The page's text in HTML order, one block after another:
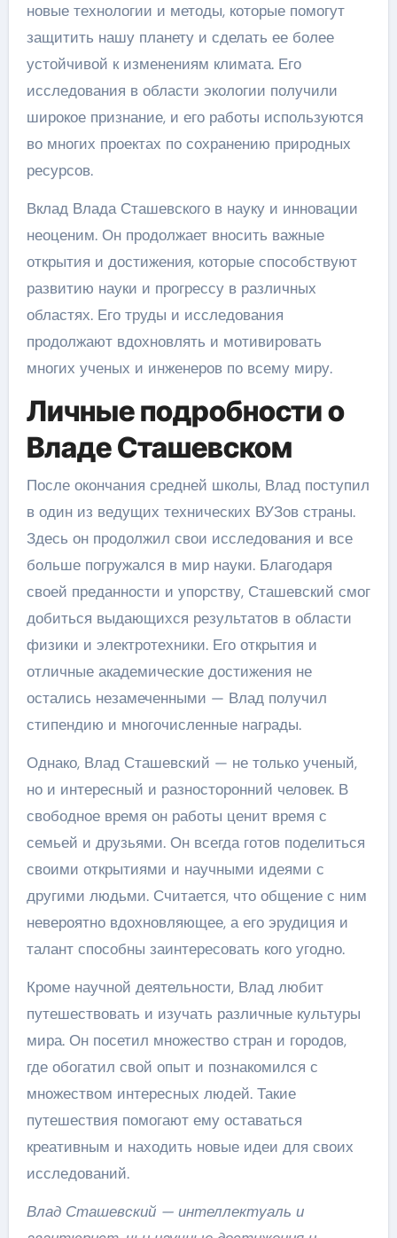
новые технологии и методы, которые помогут
защитить нашу планету и сделать ее более
устойчивой к изменениям климата. Его
исследования в области экологии получили
широкое признание, и его работы используются
во многих проектах по сохранению природных
ресурсов.
Вклад Влада Сташевского в науку и инновации
неоценим. Он продолжает вносить важные
открытия и достижения, которые способствуют
развитию науки и прогрессу в различных
областях. Его труды и исследования
продолжают вдохновлять и мотивировать
многих ученых и инженеров по всему миру.
Личные подробности о
Владе Сташевском
После окончания средней школы, Влад поступил
в один из ведущих технических ВУЗов страны.
Здесь он продолжил свои исследования и все
больше погружался в мир науки. Благодаря
своей преданности и упорству, Сташевский смог
добиться выдающихся результатов в области
физики и электротехники. Его открытия и
отличные академические достижения не
остались незамеченными — Влад получил
стипендию и многочисленные награды.
Однако, Влад Сташевский — не только ученый,
но и интересный и разносторонний человек. В
свободное время он работы ценит время с
семьей и друзьями. Он всегда готов поделиться
своими открытиями и научными идеями с
другими людьми. Считается, что общение с ним
невероятно вдохновляющее, а его эрудиция и
талант способны заинтересовать кого угодно.
Кроме научной деятельности, Влад любит
путешествовать и изучать различные культуры
мира. Он посетил множество стран и городов,
где обогатил свой опыт и познакомился с
множеством интересных людей. Такие
путешествия помогают ему оставаться
креативным и находить новые идеи для своих
исследований.
Влад Сташевский — интеллектуаль и